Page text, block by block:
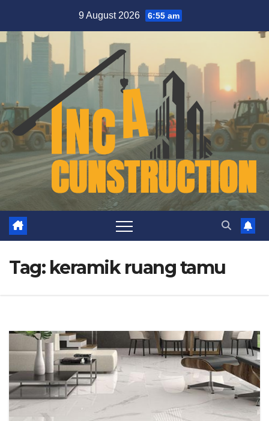
content
9 August 2026 6:55 am
Tag: keramik ruang tamu